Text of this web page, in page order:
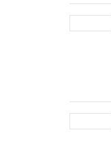
ウ
ィ
ド